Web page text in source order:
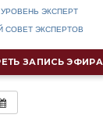
УРОВЕНЬ ЭКСПЕРТ
СОВЕТ ЭКСПЕРТОВ
ЗАПИСЬ ЭФИРА